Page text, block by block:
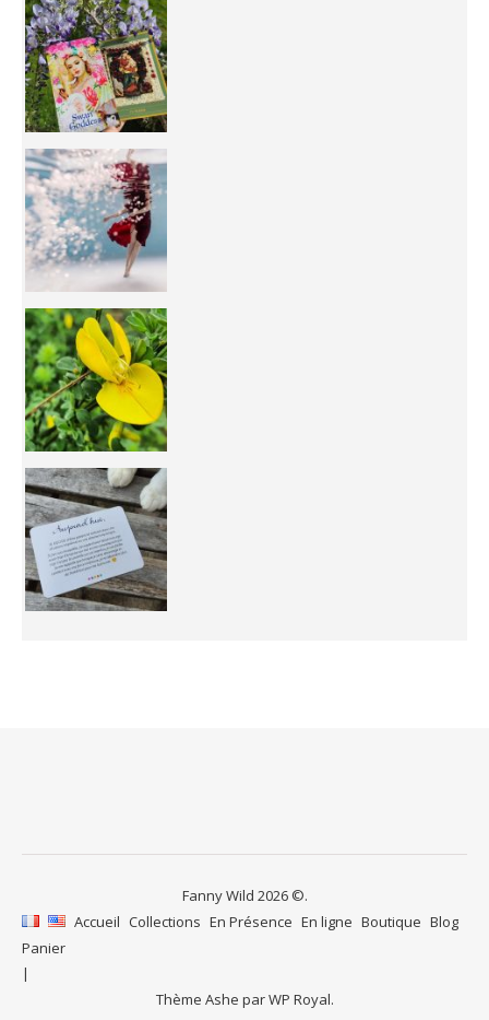
Fanny Wild 2026 ©.
Accueil Collections En Présence En ligne Boutique Blog
Panier
Thème Ashe parWP Royal.